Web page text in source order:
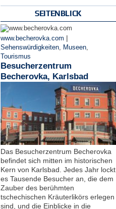
SEITENBLICK
www.becherovka.com |
Sehenswürdigkeiten, Museen,
Tourismus
Besucherzentrum
Becherovka, Karlsbad
Das Besucherzentrum Becherovka
befindet sich mitten im historischen
Kern von Karlsbad. Jedes Jahr lockt
es Tausende Besucher an, die dem
Zauber des berühmten
tschechischen Kräuterlikörs erlegen
sind, und die Einblicke in die